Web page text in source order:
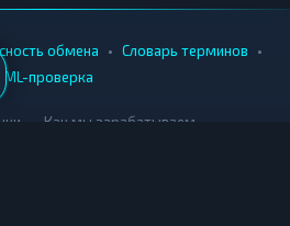
обмена • Словарь терминов •
AML-проверка
Как мы зарабатываем